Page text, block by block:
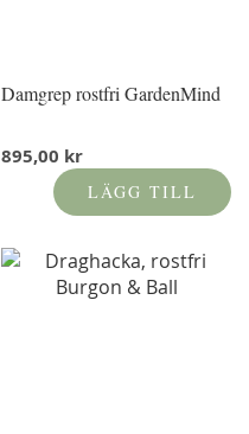
Damgrep rostfri GardenMind
895,00 kr
LÄGG TILL